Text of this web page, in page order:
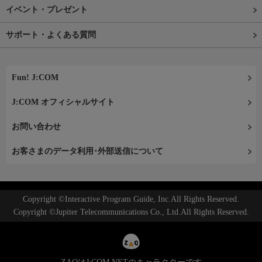
イベント・プレゼント
サポート・よくある質問
Fun! J:COM
J:COM オフィシャルサイト
お問い合わせ
お客さまのデータ利用･外部送信について
Copyright ©Interactive Program Guide, Inc.All Rights Reserved.
Copyright ©Jupiter Telecommunications Co., Ltd.All Rights Reserved.